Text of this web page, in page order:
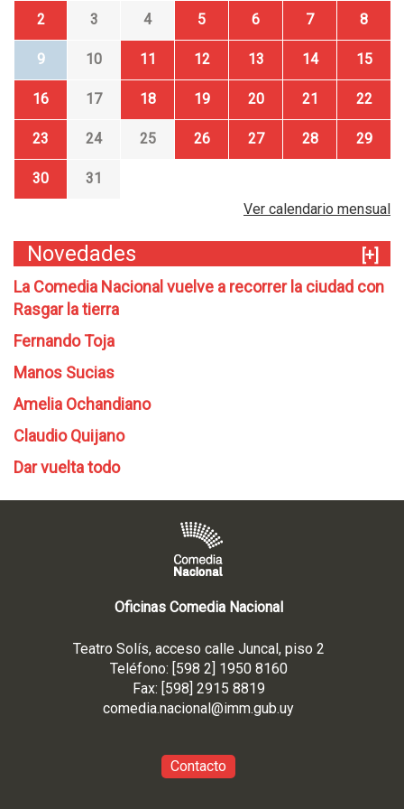
2 3 4 5 6 7 8
9 10 11 12 13 14 15
16 17 18 19 20 21 22
23 24 25 26 27 28 29
30
31
Ver calendario mensual
Novedades
[+]
La Comedia Nacional vuelve a recorrer la ciudad con
Rasgar la tierra
Fernando Toja
Manos Sucias
Amelia Ochandiano
Claudio Quijano
Dar vuelta todo
Oficinas Comedia Nacional
Teatro Solís, acceso calle Juncal, piso 2
Teléfono: [598 2] 1950 8160
Fax: [598] 2915 8819
comedia.nacional@imm.gub.uy
Contacto